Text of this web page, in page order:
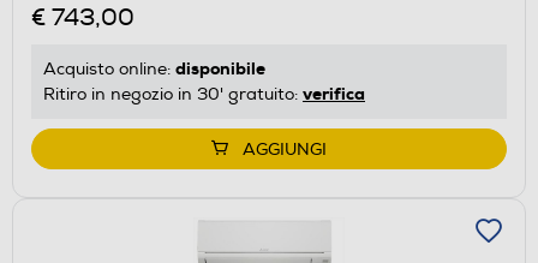
€ 743,00
Acquisto online: disponibile
Ritiro in negozio in 30' gratuito: verifica
AGGIUNGI